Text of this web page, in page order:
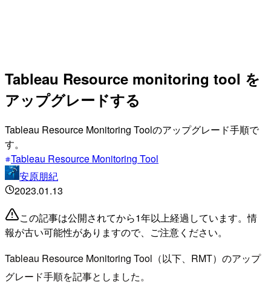
Tableau Resource monitoring tool を
アップグレードする
Tableau Resource Monitoring Toolのアップグレード手順で
す。
Tableau Resource Monitoring Tool
安原朋紀
2023.01.13
この記事は公開されてから1年以上経過しています。情
報が古い可能性がありますので、ご注意ください。
Tableau Resource Monitoring Tool（以下、RMT）のアップ
グレード手順を記事としました。